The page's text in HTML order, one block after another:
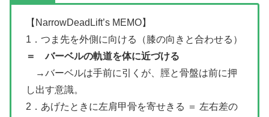
【NarrowDeadLift’s MEMO】
1．つま先を外側に向ける（膝の向きと合わせる）
＝ バーベルの軌道を体に近づける
→バーベルは手前に引くが、脛と骨盤は前に押
し出す意識。
2．あげたときに左肩甲骨を寄せきる ＝ 左右差の